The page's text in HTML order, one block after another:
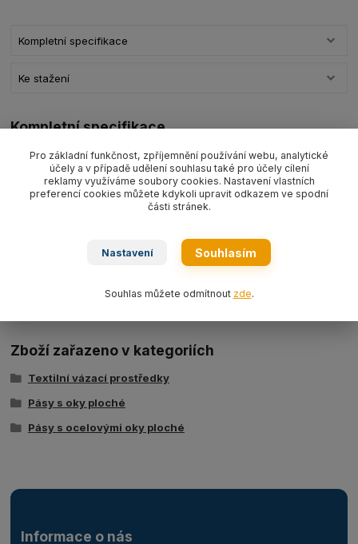
Kompletní specifikace
Ke stažení
Kompletní specifikace
Pás s ocelovými oky plochý textilní s nosností 8000 kg/ délka L
dle výběru, šíře 240 mm,barva modrá WLL8000 kg , PES typ
BBN8000,dvouvrstvý dle EN 1492-1.
Tabulka nosností - zvedací pásy typ BSB
Zboží zařazeno v kategoriích
Textilní vázací prostředky
Pásy s oky ploché
Pásy s ocelovými oky ploché
Informace o nás
Pro základní funkčnost, zpříjemnění používání webu, analytické
účely a v případě udělení souhlasu také pro účely cílení
reklamy využíváme soubory cookies. Nastavení vlastních
preferencí cookies můžete kdykoli upravit odkazem ve spodní
části stránek.
Nastavení Souhlasím
Souhlas můžete odmítnout zde.